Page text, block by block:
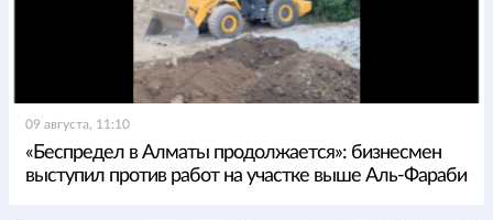
09 августа, 11:10
«Беспредел в Алматы продолжается»: бизнесмен
выступил против работ на участке выше Аль-Фараби